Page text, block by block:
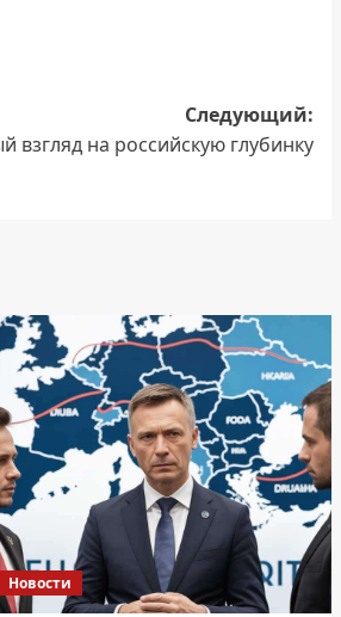
Следующий:
взгляд на российскую глубинку
Новости